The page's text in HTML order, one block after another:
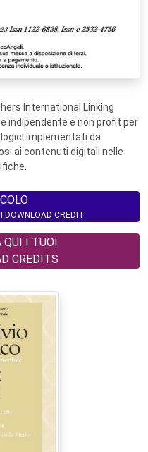
International Linking
indipendente e non profit per
implementati da
ai contenuti digitali nelle
CREDIT
QUI I TUOI
CREDITS